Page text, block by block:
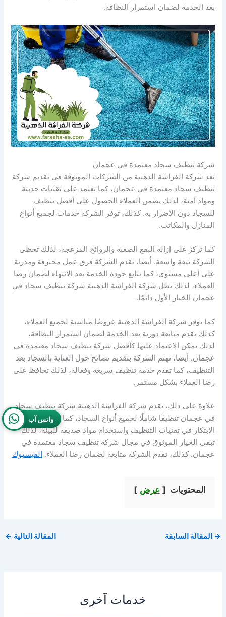
بعد الخدمة لضمان استمرار النظافة.
شركة تنظيف سجاد معتمدة في عجمان
تعد شركة الفراشة الذهبية من الشركات الموثوقة في تقديم شركة
تنظيف سجاد معتمدة في عجمان، كما تعتمد على تقنيات حديثة
ومواد آمنة، لذلك يضمن العملاء الحصول على أفضل تنظيف
للسجاد دون الإضرار به. كذلك، توفر الشركة خدمات لجميع أنواع
المنازل والمكاتب.
كما تركز على إزالة البقع الصعبة والروائح المزعجة، لذلك تحظى
الشركة بثقة واسعة. أيضا، تقدم الشركة فرق عمل محترفة ومدربة
على أعلى مستوى، كما تتابع جودة الخدمة بعد الانتهاء لضمان رضا
العملاء، لذلك تظل شركة الفراشة الذهبية شركة تنظيف سجاد في
عجمان الخيار الأول دائمًا.
كما توفر شركة الفراشة الذهبية عروضًا مناسبة لجميع العملاء،
كذلك تقدم متابعة دورية بعد الخدمة لضمان استمرار النظافة،
لذلك يمكن الاعتماد عليها كأفضل شركة تنظيف سجاد معتمدة في
عجمان. أيضا، تهتم الشركة بتقديم نصائح حول العناية بالسجاد بعد
التنظيف، كما تقدم خدمة تنظيف سريعة وفعالة، لذلك تحافظ على
رضا العملاء بشكل مستمر.
علاوة على ذلك، تقدم شركة الفراشة الذهبية شركة تنظيف سجاد
في عجمان تنظيفًا شاملًا لجميع أنواع السجاد، كما تركز على
الابتكار في تقنيات التنظيف واستخدام مواد صديقة للبيئة، لذلك
تبقى الخيار الموثوق في مجال شركة تنظيف سجاد معتمدة في
عجمان. كذلك، تقدم الشركة متابعة لضمان رضا العملاء. الفيسبوك
المحتويات عرض
→ المقالة السابقة المقالة التالية ←
خدمات آخرى
واتس آب